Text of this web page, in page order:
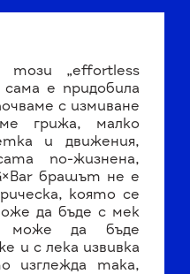
„effortless
е придобила
с измиване
грижа, малко
и движения,
по-жизнена,
брашът не е
която се
да бъде с мек
може да бъде
и с лека извивка
изглежда така,